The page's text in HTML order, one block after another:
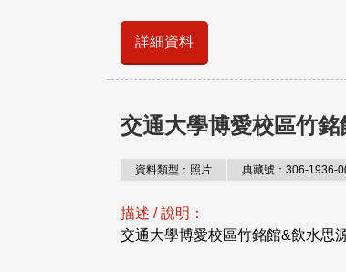
詳細資料
交通大學博愛校區竹
資料類型：照片 典藏號：306-1936-
描述 / 說明：
交通大學博愛校區竹銘館&飲水思